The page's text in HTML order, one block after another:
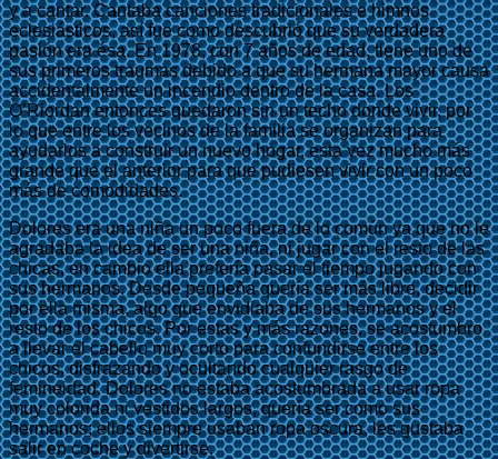
y a cantar. Cantaba canciones tradicionales e himnos
eclesiásticos, así fue como descubrió que su verdadera
pasión era ésa. En 1978, con 7 años de edad, tiene uno de
sus primeros traumas debido a que su hermana mayor causa
accidentalmente un incendio dentro de la casa. Los
O’Riordan entonces quedaron sin un techo donde vivir, por
lo que entre los vecinos de la familia se organizan para
ayudarlos a construir un nuevo hogar, esta vez mucho más
grande que el anterior para que pudiesen vivir con un poco
más de comodidades.
Dolores era una niña un poco fuera de lo común ya que no le
agradaba la idea de ser una niña, ni jugar con el resto de las
chicas, en cambio ella prefería pasar el tiempo jugando con
sus hermanos. Desde pequeña quería ser más libre, decidir
por ella misma, algo que envidiaba de sus hermanos y el
resto de los chicos. Por estas y más razones, se acostumbro
a llevar el cabello muy corto para confundirse entre los
chicos, disfrazando y ocultando cualquier rasgo de
femineidad. Dolores no estaba acostumbrada a usar ropa
muy colorida ni vestidos largos, quería ser como sus
hermanos; ellos siempre usaban ropa oscura, les gustaba
salir en coche y divertirse.